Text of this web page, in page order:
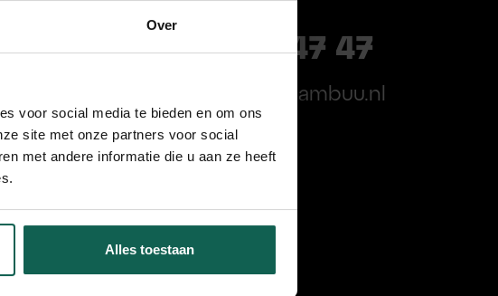
Over
voor social media te bieden en om ons
site met onze partners voor social
met andere informatie die u aan ze heeft
Alles toestaan
085 210 47 47
: info@bambuu.nl